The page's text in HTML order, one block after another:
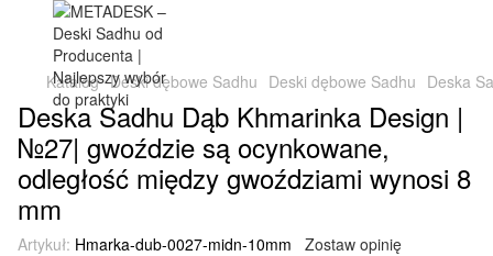
Katalog Deski dębowe Sadhu Deski dębowe Sadhu Deska
Deska Sadhu Dąb Khmarinka Design |
№27| gwoździe są ocynkowane,
odległość między gwoździami wynosi 8
mm
Artykuł: Hmarka-dub-0027-midn-10mm Zostaw opinię